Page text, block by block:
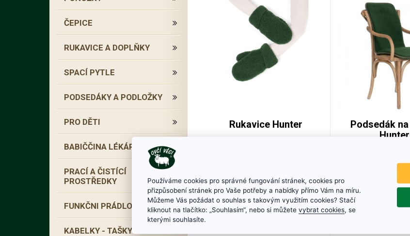
ČEPICE
RUKAVICE A DOPLŇKY
SPACÍ PYTLE
PODSEDÁKY A PODLOŽKY
PRO DĚTI
BABIČČINA LÉKÁRNA
PRACÍ A ČISTÍCÍ
PROSTŘEDKY
FUNKČNI PRÁDLO
KABELKY - TAŠKY
Rukavice Hunter
370 Kč
Cena bez DPH: 306 Kč
Skladem
Podsedák
Hunter
Cena bez DPH:
Používáme cookies pro správné fungování stránek, cookies pro
přizpůsobení stránek pro Vaše potřeby a nabídky přímo Vám na míru.
Můžeme Vás požádat o souhlas s takovým využitím cookies? Stačí
kliknout na tlačítko: „Souhlasím“, nebo si můžete vybrat cookies, se
kterými souhlasíte.